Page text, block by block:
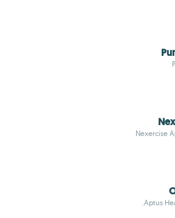
Nexercise
Aptus